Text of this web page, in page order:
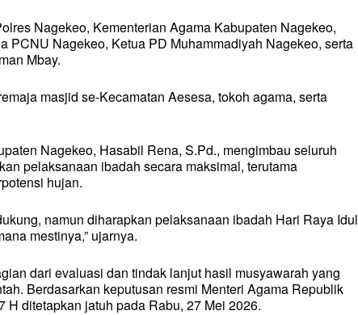
Nagekeo, Kementerian Agama Kabupaten Nagekeo,
PCNU Nagekeo, Ketua PD Muhammadiyah Nagekeo, serta
Mbay.
masjid se-Kecamatan Aesesa, tokoh agama, serta
Nagekeo, Hasabil Rena, S.Pd., mengimbau seluruh
pelaksanaan ibadah secara maksimal, terutama
hujan.
namun diharapkan pelaksanaan ibadah Hari Raya Idul
mestinya,” ujarnya.
dari evaluasi dan tindak lanjut hasil musyawarah yang
Berdasarkan keputusan resmi Menteri Agama Republik
H ditetapkan jatuh pada Rabu, 27 Mei 2026.